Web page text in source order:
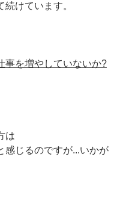
けています。
事を増やしていないか?
は
感じるのですが...いかが